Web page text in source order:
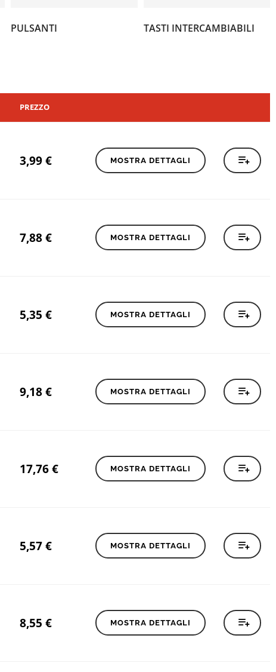
PULSANTI TASTI INTERCAMBIABILI
PREZZO
3,99€ MOSTRA DETTAGLI
7,88€ MOSTRA DETTAGLI
5,35 € MOSTRA DETTAGLI
9,18€ MOSTRA DETTAGLI
17,76€ MOSTRA DETTAGLI
5,57€ MOSTRA DETTAGLI
8,55 € MOSTRA DETTAGLI